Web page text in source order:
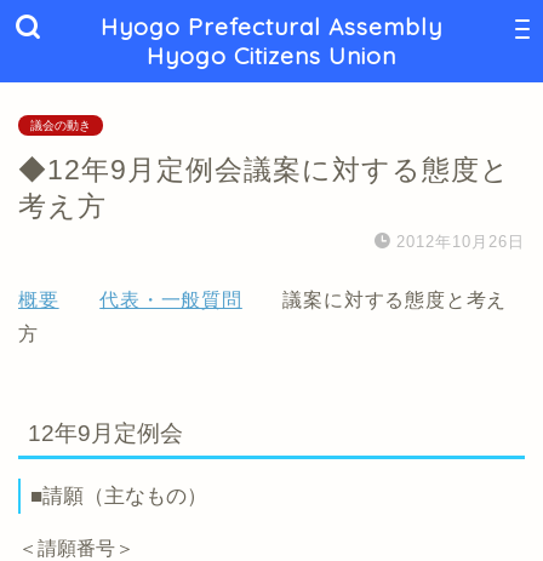
Hyogo Prefectural Assembly
Hyogo Citizens Union
議会の動き
◆12年9月定例会議案に対する態度と
考え方
2012年10月26日
概要 代表・一般質問
議案に対する態度と考え
方
12年9月定例会
■請願（主なもの）
＜請願番号＞